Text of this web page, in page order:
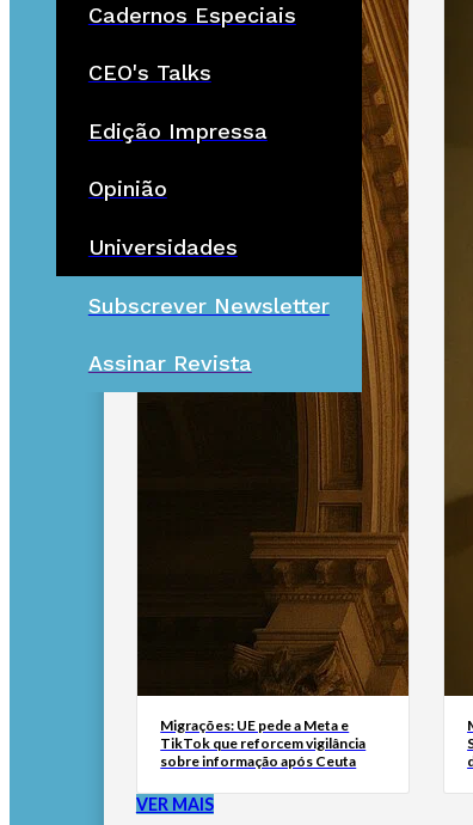
Cadernos Especiais
CEO's Talks
Edição Impressa
Opinião
Universidades
Subscrever Newsletter
Assinar Revista
Migrações: UE pede a Meta e
TikTok que reforcem vigilância
sobre informação após Ceuta
VER MAIS